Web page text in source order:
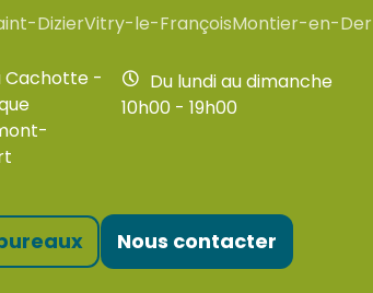
DizierVitry-le-FrançoisMontier-en-Der
Cachotte -
Du lundi au dimanche
10h00 - 19h00
Nous contacter